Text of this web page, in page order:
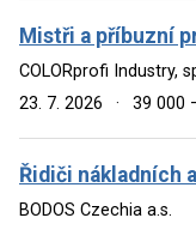
Mistři a příbuzní
COLORprofi Industry,
23. 7. 2026
· 39 000
Řidiči nákladních
BODOS Czechia a.s.